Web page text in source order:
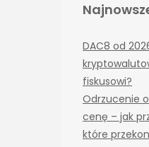
DAC8 od
fiskusowi?
Odrzucenie
cenę – jak
które